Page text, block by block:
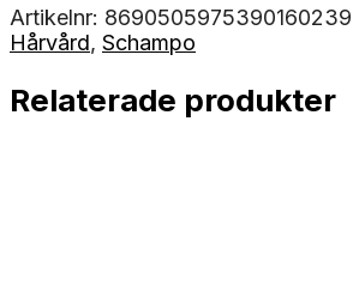
Artikelnr: 8690505975390160239
Hårvård, Schampo
Relaterade produkter